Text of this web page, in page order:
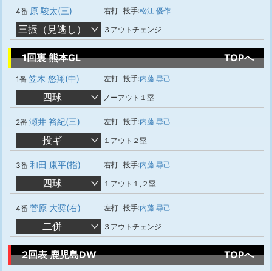
4番 原 駿太(三) 右打 投手:松江 優作
三振（見逃し） ３アウトチェンジ
1回裏 熊本GL TOPへ
1番 笠木 悠翔(中) 左打 投手:内藤 尋己
四球 ノーアウト１塁
2番 瀬井 裕紀(三) 左打 投手:内藤 尋己
投ギ １アウト２塁
3番 和田 康平(指) 右打 投手:内藤 尋己
四球 １アウト１,２塁
4番 菅原 大奨(右) 左打 投手:内藤 尋己
二併 ３アウトチェンジ
2回表 鹿児島DW TOPへ